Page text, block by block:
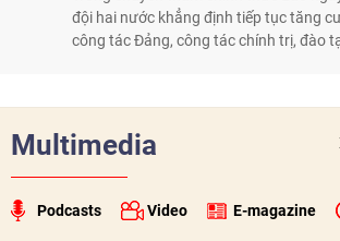
đội hai nước khẳng định tiếp tục tăng
công tác Đảng, công tác chính trị, đào
Multimedia
Podcasts Video E-magazine